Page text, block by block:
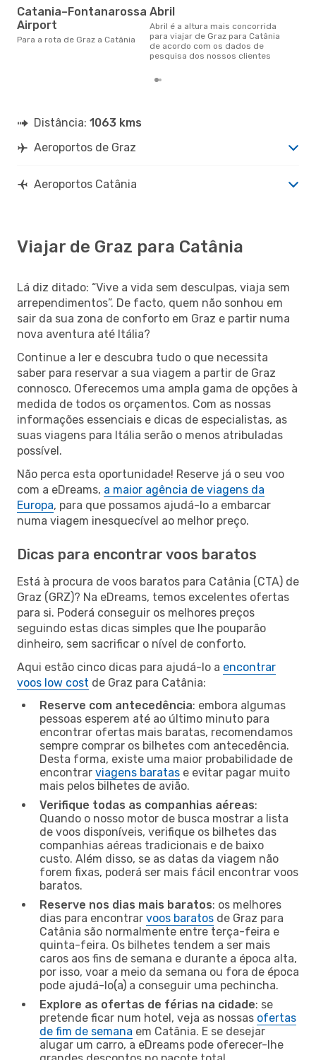
Catania–Fontanarossa
Airport
Para a rota de Graz a Catânia
abril
abril é a altura mais concorrida
para viajar de Graz para Catânia
de acordo com os dados de
pesquisa dos nossos clientes
Distância: 1063 kms
Aeroportos de Graz
Aeroportos Catânia
Viajar de Graz para Catânia
Lá diz ditado: “Vive a vida sem desculpas, viaja sem
arrependimentos”. De facto, quem não sonhou em
sair da sua zona de conforto em Graz e partir numa
nova aventura até Itália?
Continue a ler e descubra tudo o que necessita
saber para reservar a sua viagem a partir de Graz
connosco. Oferecemos uma ampla gama de opções à
medida de todos os orçamentos. Com as nossas
informações essenciais e dicas de especialistas, as
suas viagens para Itália serão o menos atribuladas
possível.
Não perca esta oportunidade! Reserve já o seu voo
com a eDreams, a maior agência de viagens da
Europa, para que possamos ajudá-lo a embarcar
numa viagem inesquecível ao melhor preço.
Dicas para encontrar voos baratos
Está à procura de voos baratos para Catânia (CTA) de
Graz (GRZ)? Na eDreams, temos excelentes ofertas
para si. Poderá conseguir os melhores preços
seguindo estas dicas simples que lhe pouparão
dinheiro, sem sacrificar o nível de conforto.
Aqui estão cinco dicas para ajudá-lo a encontrar
voos low cost de Graz para Catânia:
Reserve com antecedência: embora algumas
pessoas esperem até ao último minuto para
encontrar ofertas mais baratas, recomendamos
sempre comprar os bilhetes com antecedência.
Desta forma, existe uma maior probabilidade de
encontrar viagens baratas e evitar pagar muito
mais pelos bilhetes de avião.
Verifique todas as companhias aéreas:
Quando o nosso motor de busca mostrar a lista
de voos disponíveis, verifique os bilhetes das
companhias aéreas tradicionais e de baixo
custo. Além disso, se as datas da viagem não
forem fixas, poderá ser mais fácil encontrar voos
baratos.
Reserve nos dias mais baratos: os melhores
dias para encontrar voos baratos de Graz para
Catânia são normalmente entre terça-feira e
quinta-feira. Os bilhetes tendem a ser mais
caros aos fins de semana e durante a época alta,
por isso, voar a meio da semana ou fora de época
pode ajudá-lo(a) a conseguir uma pechincha.
Explore as ofertas de férias na cidade: se
pretende ficar num hotel, veja as nossas ofertas
de fim de semana em Catânia. E se desejar
alugar um carro, a eDreams pode oferecer-lhe